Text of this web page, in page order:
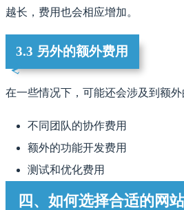
越长，费用也会相应增加。
3.3 另外的额外费用
在一些情况下，可能还会涉及到额外
不同团队的协作费用
额外的功能开发费用
测试和优化费用
四、如何选择合适的网